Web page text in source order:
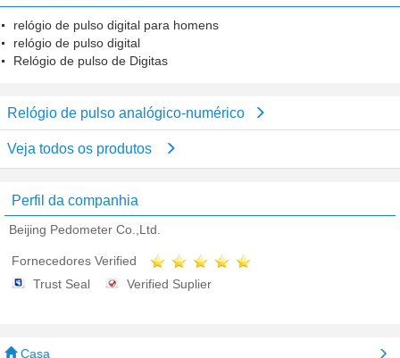
relógio de pulso digital para homens
relógio de pulso digital
Relógio de pulso de Digitas
Relógio de pulso analógico-numérico
Veja todos os produtos
Perfil da companhia
Beijing Pedometer Co.,Ltd.
Fornecedores Verified
Trust Seal
Verified Suplier
Casa